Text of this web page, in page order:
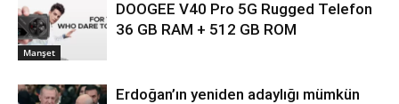
Manşet
DOOGEE V40 Pro 5G Rugged Telefon
36 GB RAM + 512 GB ROM
Erdoğan’ın yeniden adaylığı mümkün